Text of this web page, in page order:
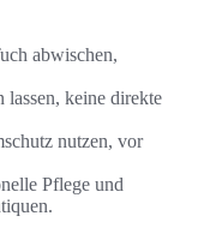
abwischen,
lassen, keine direkte
nutzen, vor
Pflege und